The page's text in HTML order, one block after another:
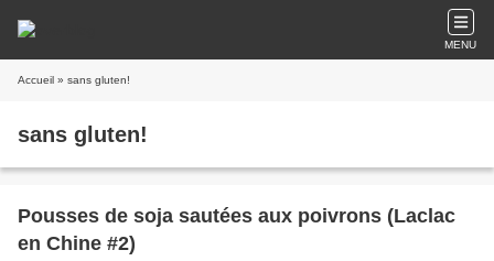
MENU
Accueil » sans gluten!
sans gluten!
Pousses de soja sautées aux poivrons (Laclac
en Chine #2)